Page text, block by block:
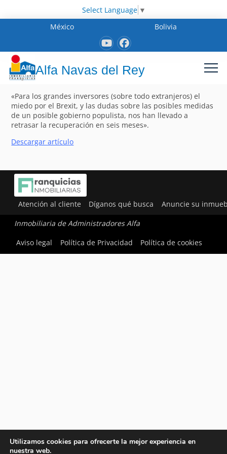
Select Language ▼
México
Bolivia
Alfa Navas del Rey
«Para los grandes inversores (sobre todo extranjeros) el
miedo por el Brexit, y las dudas sobre las posibles medidas
de un posible gobierno populista, nos han llevado a
retrasar la recuperación en seis meses».
Descargar artículo
Atención al cliente Díganos qué busca Anuncie su
Inmobiliaria de Administradores Alfa
Aviso legal
Política de Privacidad Política de cookies
Utilizamos cookies para ofrecerte la mejor experiencia en
nuestra web.